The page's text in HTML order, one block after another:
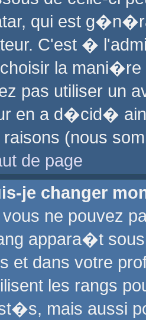
qui est
C'est �
la
pas utiliser un
en a d�cid�
raisons (nous
de page
je changer
ne pouvez
appara�t
et dans votre
les rangs
mais aussi